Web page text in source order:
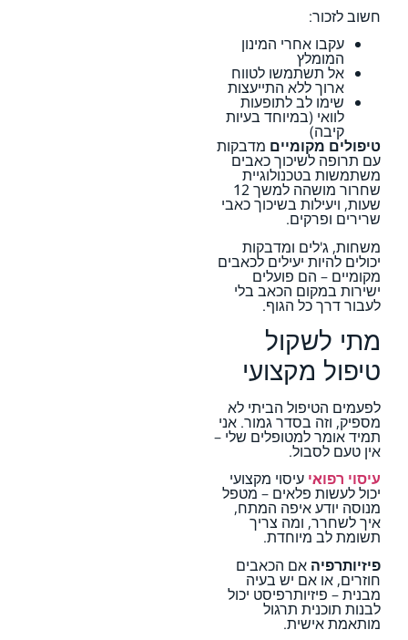
חשוב לזכור:
עקבו אחרי המינון
המומלץ
אל תשתמשו לטווח
ארוך ללא התייעצות
שימו לב לתופעות
לוואי (במיוחד בעיות
קיבה)
טיפולים מקומיים מדבקות
עם תרופה לשיכוך כאבים
משתמשות בטכנולוגיית
שחרור מושהה למשך 12
שעות, ויעילות בשיכוך כאבי
שרירים ופרקים.
משחות, ג'לים ומדבקות
יכולים להיות יעילים לכאבים
מקומיים – הם פועלים
ישירות במקום הכאב בלי
לעבור דרך כל הגוף.
מתי לשקול
טיפול מקצועי
לפעמים הטיפול הביתי לא
מספיק, וזה בסדר גמור. אני
תמיד אומר למטופלים שלי –
אין טעם לסבול.
עיסוי רפואי עיסוי מקצועי
יכול לעשות פלאים – מטפל
מנוסה יודע איפה המתח,
איך לשחרר, ומה צריך
תשומת לב מיוחדת.
פיזיותרפיה אם הכאבים
חוזרים, או אם יש בעיה
מבנית – פיזיותרפיסט יכול
לבנות תוכנית תרגול
מותאמת אישית.